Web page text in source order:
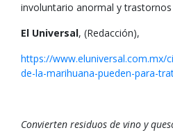
involuntario anormal y
El Universal, (Redacción),
https://www.eluniversal.com.mx/
de-la-marihuana-pueden-para-
Convierten residuos de vino y